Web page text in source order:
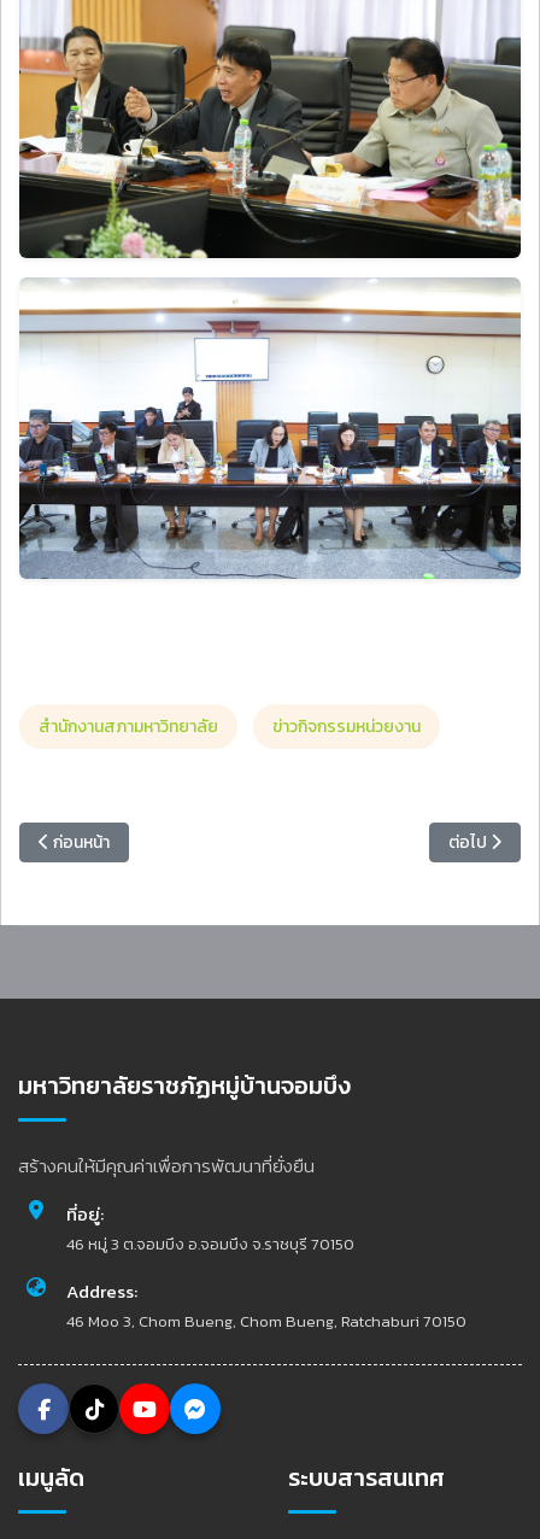
สำนักงานสภามหาวิทยาลัย ข่าวกิจกรรมหน่วยงาน
เนื้อหาก่อนหน้า: คณะครุศาสตร์ มรภ.หมู่บ้านจอมบึง ร่วมลงนาม MOU กั
ก่อนหน้า เนื้อหาถัดไป
ต่อไป
มหาวิทยาลัยราชภัฏหมู่บ้านจอมบึง
สร้างคนให้มีคุณค่าเพื่อการพัฒนาที่ยั่งยืน
ที่อยู่:
46 หมู่ 3 ต.จอมบึง อ.จอมบึง จ.ราชบุรี 70150
Address:
46 Moo 3, Chom Bueng, Chom Bueng, Ratchaburi 70150
เมนูลัด ระบบสารสนเทศ